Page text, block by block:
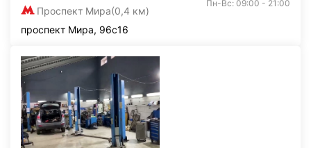
Проспект Мира(0,4 км)
Пн-Вс: 09:00 - 21:00
проспект Мира, 96с16